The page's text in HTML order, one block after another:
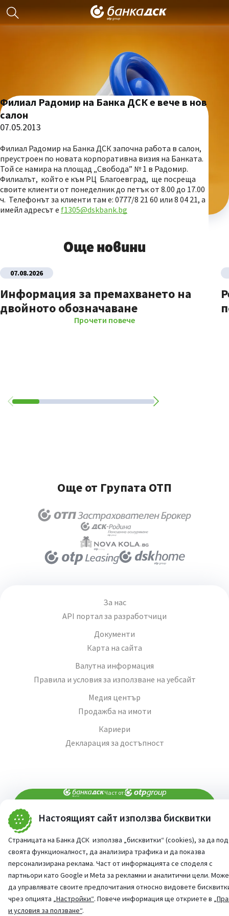
Настоящият сайт използва бисквитки
Страницата на Банка ДСК използва „бисквитки“ (cookies), за да
своята функционалност, да анализира трафика и да показва
персонализирана реклама. Част от информацията се споделя с
партньори като Google и Meta за рекламни и аналитични цели.
да управлявате своите предпочитания относно видовете
чрез опцията „Настройки“. Повече информация ще откриете в
и условия за ползване“.
Филиал Радомир на Банка ДСК е вече в нов
салон
07.05.2013
Филиал Радомир на Банка ДСК започна работа в салон,
преустроен по новата корпоративна визия на Банката.
Той се намира на площад „Свобода” № 1 в Радомир.
Филиалът, който е към РЦ Благоевград, ще посреща
своите клиенти от понеделник до петък от 8.00 до 17.00
ч. Телефонът за клиенти там е: 0777/8 21 60 или 8 04 21, а
имейл адресът е f1305@dskbank.bg
Още новини
07.08.2026
Информация за премахването на
двойното обозначаване
Прочети повече
Още от Групата ОТП
За нас
API портал за разработчици
Документи
Карта на сайта
Валутна информация
Правила и условия за използване на уебсайт
Медия център
Продажба на имоти
Кариери
Декларация за достъпност
Част от:
При въпроси - попитай AI асистента ни
©2026 Всички права запазени